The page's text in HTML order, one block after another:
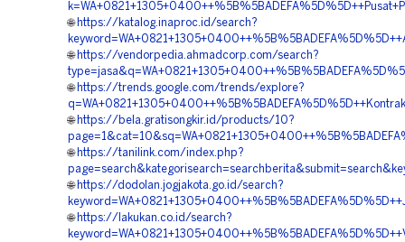
🌐 https://katalog.inaproc.id/search?
🌐 https://vendorpedia.ahmadcorp.com/search?
🌐 https://trends.google.com/trends/explore?
🌐 https://bela.gratisongkir.id/products/10?
🌐 https://tanilink.com/index.php?
🌐 https://dodolan.jogjakota.go.id/search?
🌐 https://lakukan.co.id/search?